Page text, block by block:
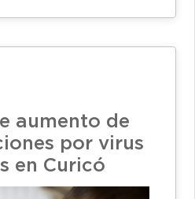
aumento de
por virus
en Curicó